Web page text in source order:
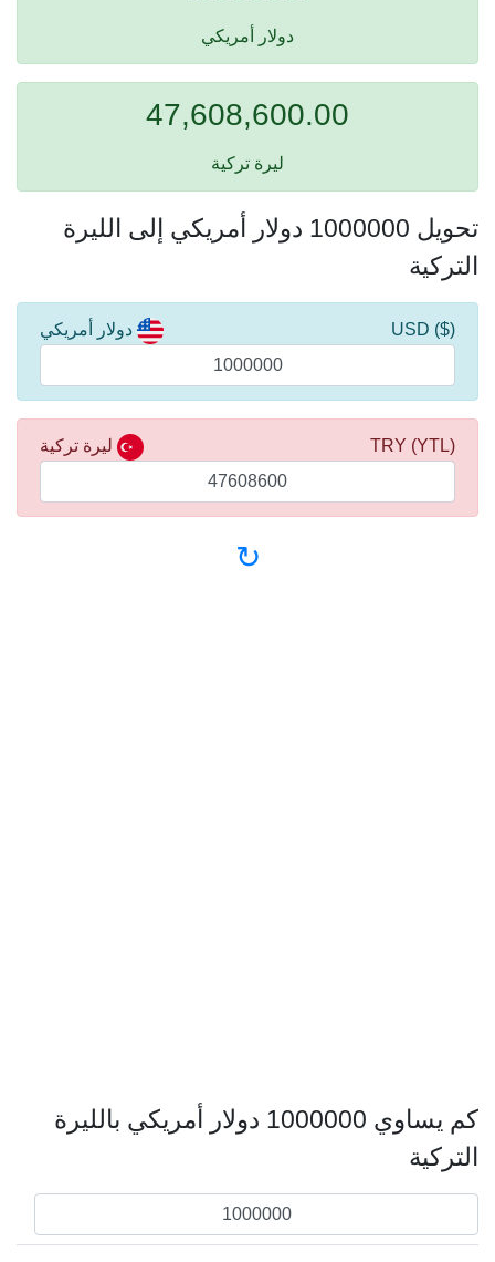
دولار أمريكي
47,608,600.00
ليرة تركية
تحويل 1000000 دولار أمريكي إلى الليرة
التركية
دولار أمريكي ($) USD
ليرة تركية (YTL) TRY
↻
كم يساوي 1000000 دولار أمريكي بالليرة
التركية